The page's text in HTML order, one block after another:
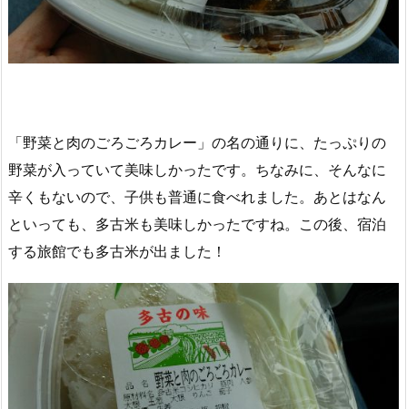
「野菜と肉のごろごろカレー」の名の通りに、たっぷりの
野菜が入っていて美味しかったです。ちなみに、そんなに
辛くもないので、子供も普通に食べれました。あとはなん
といっても、多古米も美味しかったですね。この後、宿泊
する旅館でも多古米が出ました！